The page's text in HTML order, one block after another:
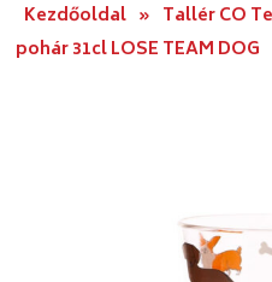
Kezdőoldal » Tallér CO
pohár 31cl LOSE TEAM DOG